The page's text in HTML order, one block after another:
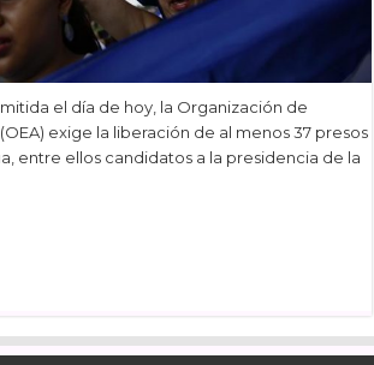
el día de hoy, la Organización de
exige la liberación de al menos 37 presos
entre ellos candidatos a la presidencia de la